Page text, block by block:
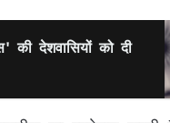
की देशवासियों को दी